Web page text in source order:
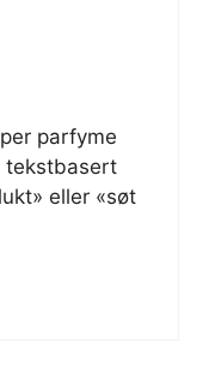
parfyme
tekstbasert
eller «søt